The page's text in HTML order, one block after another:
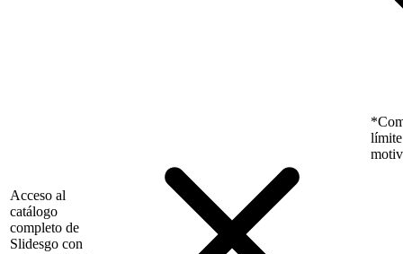
límite
Acceso al
catálogo
completo de
Slidesgo con